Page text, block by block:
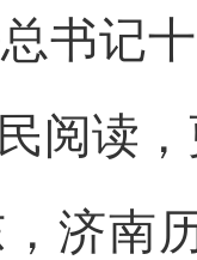
记十
阅读
南历